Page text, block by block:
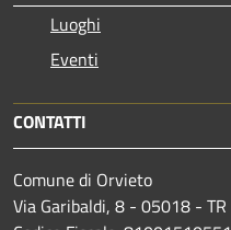
Luoghi
Eventi
CONTATTI
Comune di Orvieto
Via Garibaldi, 8 - 05018 - TR